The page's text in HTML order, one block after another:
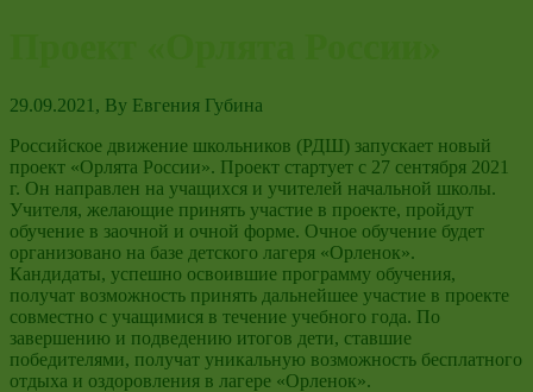
29.09.2021 , By Евгения Губина
Российское движение школьников (РДШ) запускает новый
проект «Орлята России». Проект стартует с 27 сентября 2021
г. Он направлен на учащихся и учителей начальной школы.
Учителя, желающие принять участие в проекте, пройдут
обучение в заочной и очной форме. Очное обучение будет
организовано на базе детского лагеря «Орленок».
Кандидаты, успешно освоившие программу обучения,
получат возможность принять дальнейшее участие в проекте
совместно с учащимися в течение учебного года. По
завершению и подведению итогов дети, ставшие
победителями, получат уникальную возможность бесплатного
отдыха и оздоровления в лагере «Орленок».